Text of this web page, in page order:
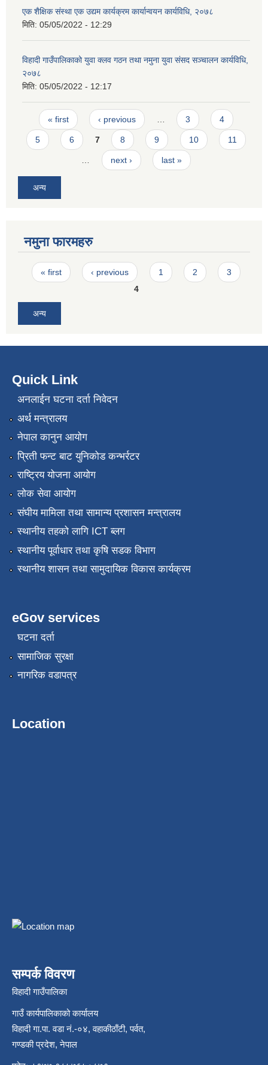
एक शैक्षिक संस्था एक उद्यम कार्यक्रम कार्यान्वयन कार्यविधि, २०७८
मिति: 05/05/2022 - 12:29
विहादी गाउँपालिकाको युवा क्लव गठन तथा नमुना युवा संसद सञ्चालन कार्यविधि,
२०७८
मिति: 05/05/2022 - 12:17
Pages
« first ‹ previous 3 4
5 6 7 8 9 10 11
next › last »
अन्य
नमुना फारमहरु
Pages
« first ‹ previous 1 2
3
4
अन्य
Quick Link
अनलाईन घटना दर्ता निवेदन
अर्थ मन्त्रालय
नेपाल कानुन आयोग
प्रिती फन्ट बाट युनिकोड कन्भर्रटर
राष्ट्रिय योजना आयोग
लोक सेवा आयोग
संघीय मामिला तथा सामान्य प्रशासन मन्त्रालय
स्थानीय तहको लागि ICT ब्लग
स्थानीय पूर्वाधार तथा कृषि सडक विभाग
स्थानीय शासन तथा सामुदायिक विकास कार्यक्रम
eGov services
घटना दर्ता
सामाजिक सुरक्षा
नागरिक वडापत्र
Location
सम्पर्क विवरण
विहादी गाउँपालिका
गाउँ कार्यपालिकाको कार्यालय
विहादी गा.पा. वडा नं.-०४, वहाकीठाँटी, पर्वत,
गण्डकी प्रदेश, नेपाल